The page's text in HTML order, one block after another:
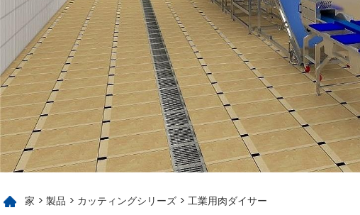
家 > 製品 > カッティングシリーズ > 工業用肉ダイサー